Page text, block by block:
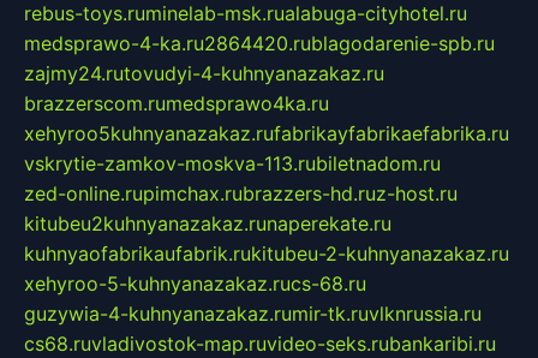
rebus-toys.ruminelab-msk.rualabuga-cityhotel.ru
medsprawo-4-ka.ru2864420.rublagodarenie-spb.ru
zajmy24.rutovudyi-4-kuhnyanazakaz.ru
brazzerscom.rumedsprawo4ka.ru
xehyroo5kuhnyanazakaz.rufabrikayfabrikaefabrika.ru
vskrytie-zamkov-moskva-113.rubiletnadom.ru
zed-online.rupimchax.rubrazzers-hd.ruz-host.ru
kitubeu2kuhnyanazakaz.runaperekate.ru
kuhnyaofabrikaufabrik.rukitubeu-2-kuhnyanazakaz.ru
xehyroo-5-kuhnyanazakaz.rucs-68.ru
guzywia-4-kuhnyanazakaz.rumir-tk.ruvlknrussia.ru
cs68.ruvladivostok-map.ruvideo-seks.rubankaribi.ru